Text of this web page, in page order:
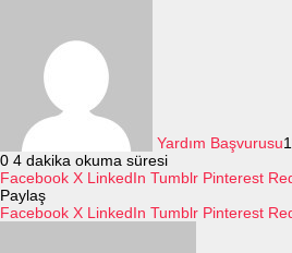
Yardım Başvurusu
0 4 dakika okuma süresi
Facebook X LinkedIn Tumblr Pinterest
Paylaş
Facebook X LinkedIn Tumblr Pinterest